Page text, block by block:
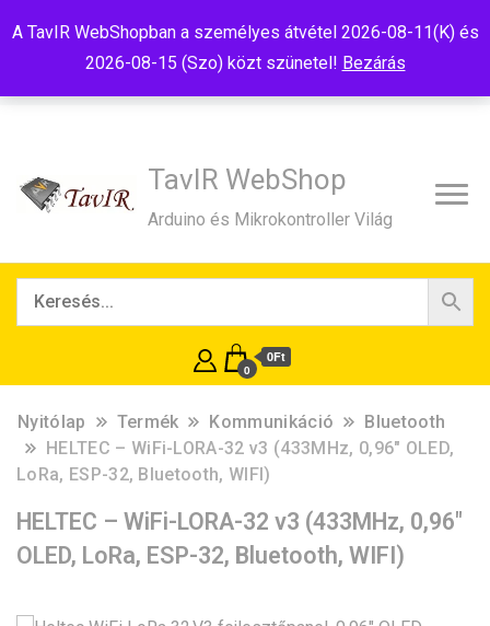
A TavIR WebShopban a személyes átvétel 2026-08-11(K) és
2026-08-15 (Szo) közt szünetel! Bezárás
TavIR WebShop
Arduino és Mikrokontroller Világ
0
0Ft
Nyitólap Termék Kommunikáció
Bluetooth
HELTEC – WiFi-LORA-32 v3 (433MHz, 0,96″ OLED,
LoRa, ESP-32, Bluetooth, WIFI)
HELTEC – WiFi-LORA-32 v3 (433MHz, 0,96″
OLED, LoRa, ESP-32, Bluetooth, WIFI)